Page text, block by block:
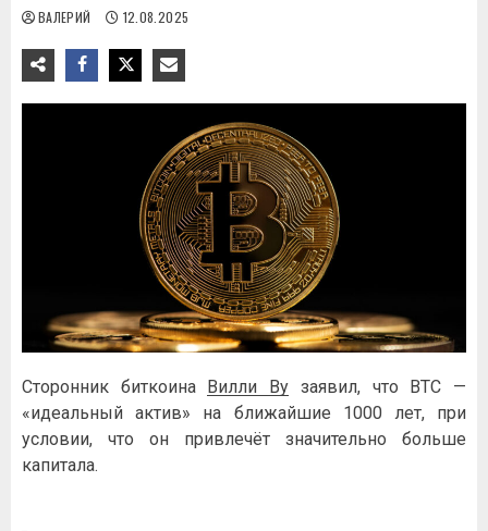
ВАЛЕРИЙ 12.08.2025
Сторонник биткоина Вилли Ву заявил, что BTC —
«идеальный актив» на ближайшие 1000 лет, при
условии, что он привлечёт значительно больше
капитала.